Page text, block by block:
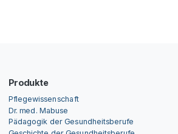
Produkte
Pflegewissenschaft
Dr. med. Mabuse
Pädagogik der Gesundheitsberufe